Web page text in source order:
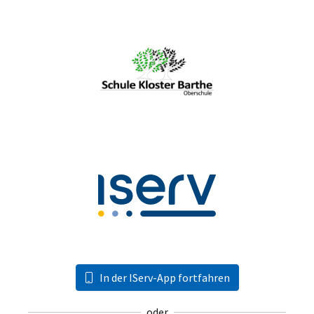
In der IServ-App fortfahren